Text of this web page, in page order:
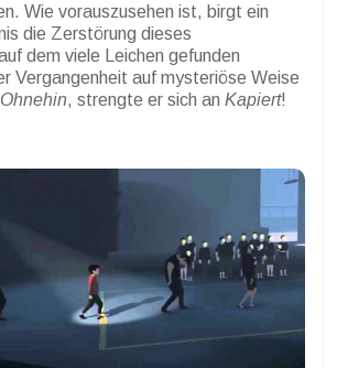
Wie vorauszusehen ist, birgt ein
die Zerstörung dieses
dem viele Leichen gefunden
Vergangenheit auf mysteriöse Weise
Ohnehin, strengte er sich an Kapiert!